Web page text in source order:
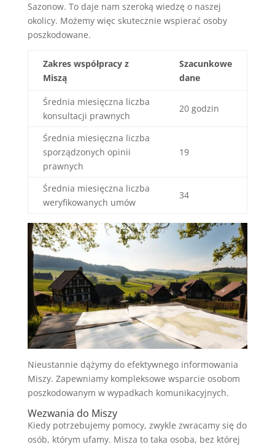
Sazonow. To daje nam szeroką wiedzę o naszej
okolicy. Możemy więc skutecznie wspierać osoby
poszkodowane.
Zakres współpracy z
Miszą
Szacunkowe
dane
Średnia miesięczna liczba
konsultacji prawnych
20 godzin
Średnia miesięczna liczba
sporządzonych opinii
prawnych
19
Średnia miesięczna liczba
weryfikowanych umów
34
Nieustannie dążymy do efektywnego informowania
Miszy. Zapewniamy kompleksowe wsparcie osobom
poszkodowanym w wypadkach komunikacyjnych.
Wezwania do Miszy
Kiedy potrzebujemy pomocy, zwykle zwracamy się do
osób, którym ufamy. Misza to taka osoba, bez której